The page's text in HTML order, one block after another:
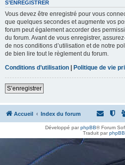
S’ENREGISTRER
Vous devez être enregistré pour vous
que quelques secondes et augmente vos
forum peut également accorder des
du forum. Avant de vous enregistrer,
de nos conditions d’utilisation et de notre
de bien lire tout le règlement du forum.
Conditions d’utilisation
Politique de vie
S’enregistrer
Accueil Index du forum
Développé parphpBB® Forum
Traduit par